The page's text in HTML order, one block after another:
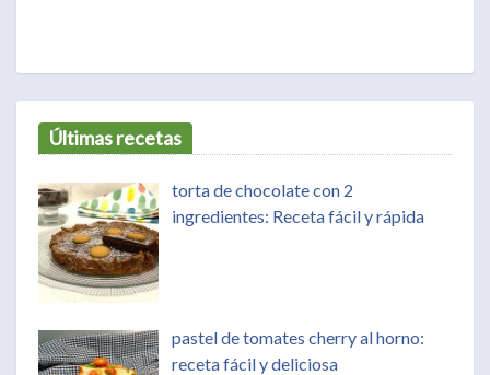
Últimas recetas
torta de chocolate con 2
ingredientes: Receta fácil y rápida
pastel de tomates cherry al horno:
receta fácil y deliciosa